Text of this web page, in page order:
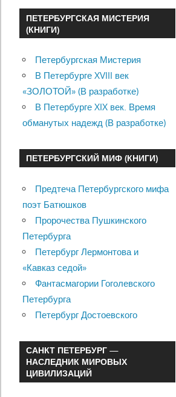
ПЕТЕРБУРГСКАЯ МИСТЕРИЯ
(КНИГИ)
Петербургская Мистерия
В Петербурге XVIII век
«ЗОЛОТОЙ» (В разработке)
В Петербурге XIX век. Время
обманутых надежд (В разработке)
ПЕТЕРБУРГСКИЙ МИФ (КНИГИ)
Предтеча Петербургского мифа
поэт Батюшков
Пророчества Пушкинского
Петербурга
Петербург Лермонтова и
«Кавказ седой»
Фантасмагории Гоголевского
Петербурга
Петербург Достоевского
САНКТ ПЕТЕРБУРГ —
НАСЛЕДНИК МИРОВЫХ
ЦИВИЛИЗАЦИЙ